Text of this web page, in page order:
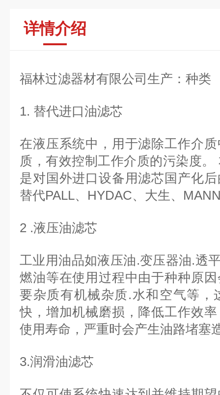
详情介绍
福林过滤器材有限公司生产：种类
1. 替代进口油滤芯
在液压系统中，用于滤除工作介
质，有效控制工作介质的污染度
是对国外进口设备用滤芯国产化
替代PALL、HYDAC、大生、
2 .液压油滤芯
工业用油品如液压油.变压器油.透
燃油等在使用过程中由于种种原
要杂质有机械杂质.水和空气等，
快，增加机械磨损，降低工作效
使用寿命，严重时会产生油路堵塞
3.润滑油滤芯